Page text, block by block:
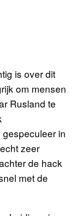
is over dit
om mensen
Rusland te
in
zeer
de hack
met de